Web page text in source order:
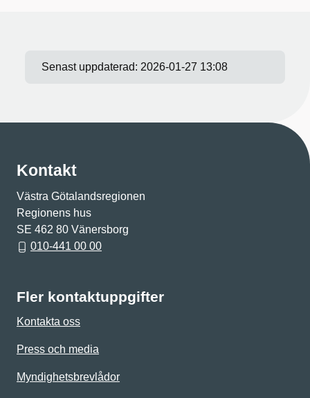
Senast uppdaterad: 2026-01-27 13:08
Kontakt
Västra Götalandsregionen
Regionens hus
SE 462 80 Vänersborg
010-441 00 00
Fler kontaktuppgifter
Kontakta oss
Press och media
Myndighetsbrevlådor